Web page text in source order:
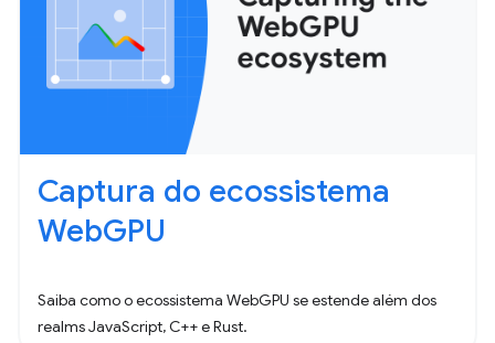
Captura do ecossistema
WebGPU
Saiba como o ecossistema WebGPU se estende além dos
realms JavaScript, C++ e Rust.